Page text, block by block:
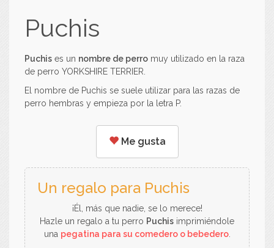
Puchis
Puchis es un nombre de perro muy utilizado en la raza
de perro YORKSHIRE TERRIER.
El nombre de Puchis se suele utilizar para las razas de
perro hembras y empieza por la letra P.
Me gusta
Un regalo para Puchis
¡Él, más que nadie, se lo merece!
Hazle un regalo a tu perro Puchis imprimiéndole
una pegatina para su comedero o bebedero.